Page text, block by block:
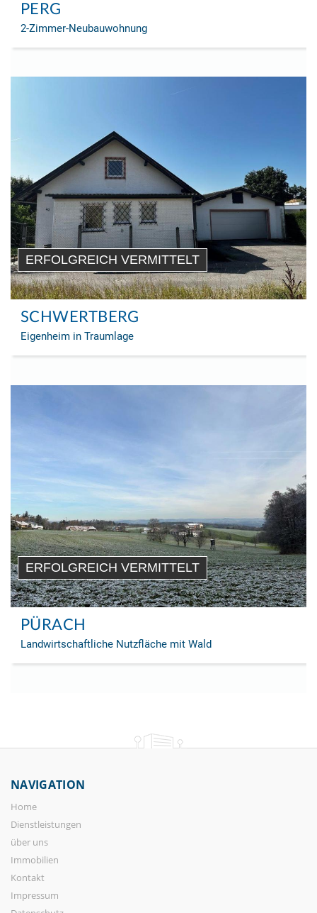
PERG
2-Zimmer-Neubauwohnung
ERFOLGREICH VERMITTELT
SCHWERTBERG
Eigenheim in Traumlage
ERFOLGREICH VERMITTELT
PÜRACH
Landwirtschaftliche Nutzfläche mit Wald
NAVIGATION
Home
Dienstleistungen
über uns
Immobilien
Kontakt
Impressum